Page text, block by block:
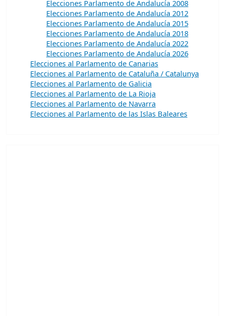
Elecciones Parlamento de Andalucía 2008
Elecciones Parlamento de Andalucía 2012
Elecciones Parlamento de Andalucía 2015
Elecciones Parlamento de Andalucía 2018
Elecciones Parlamento de Andalucía 2022
Elecciones Parlamento de Andalucía 2026
Elecciones al Parlamento de Canarias
Elecciones al Parlamento de Cataluña / Catalunya
Elecciones al Parlamento de Galicia
Elecciones al Parlamento de La Rioja
Elecciones al Parlamento de Navarra
Elecciones al Parlamento de las Islas Baleares